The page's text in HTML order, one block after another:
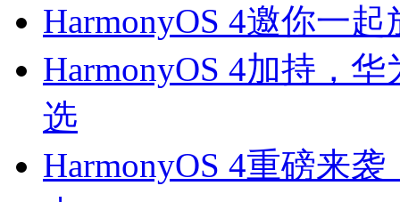
HarmonyOS 4邀你一
HarmonyOS 4加持，
选
HarmonyOS 4重磅来